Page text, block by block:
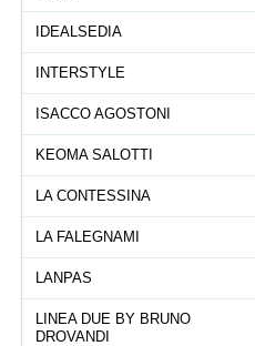
IDEALSEDIA
INTERSTYLE
ISACCO AGOSTONI
KEOMA SALOTTI
LA CONTESSINA
LA FALEGNAMI
LANPAS
LINEA DUE BY BRUNO
DROVANDI